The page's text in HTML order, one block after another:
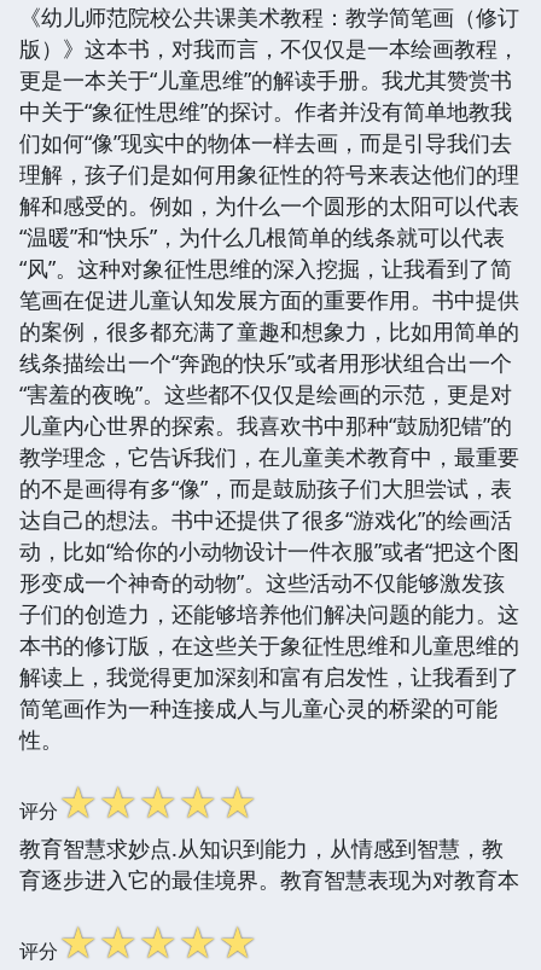
《幼儿师范院校公共课美术教程：教学简笔画（修订
版）》这本书，对我而言，不仅仅是一本绘画教程，
更是一本关于“儿童思维”的解读手册。我尤其赞赏书
中关于“象征性思维”的探讨。作者并没有简单地教我
们如何“像”现实中的物体一样去画，而是引导我们去
理解，孩子们是如何用象征性的符号来表达他们的理
解和感受的。例如，为什么一个圆形的太阳可以代表
“温暖”和“快乐”，为什么几根简单的线条就可以代表
“风”。这种对象征性思维的深入挖掘，让我看到了简
笔画在促进儿童认知发展方面的重要作用。书中提供
的案例，很多都充满了童趣和想象力，比如用简单的
线条描绘出一个“奔跑的快乐”或者用形状组合出一个
“害羞的夜晚”。这些都不仅仅是绘画的示范，更是对
儿童内心世界的探索。我喜欢书中那种“鼓励犯错”的
教学理念，它告诉我们，在儿童美术教育中，最重要
的不是画得有多“像”，而是鼓励孩子们大胆尝试，表
达自己的想法。书中还提供了很多“游戏化”的绘画活
动，比如“给你的小动物设计一件衣服”或者“把这个图
形变成一个神奇的动物”。这些活动不仅能够激发孩
子们的创造力，还能够培养他们解决问题的能力。这
本书的修订版，在这些关于象征性思维和儿童思维的
解读上，我觉得更加深刻和富有启发性，让我看到了
简笔画作为一种连接成人与儿童心灵的桥梁的可能
性。
评分☆☆☆☆☆
教育智慧求妙点.从知识到能力，从情感到智慧，教
育逐步进入它的最佳境界。教育智慧表现为对教育本
评分☆☆☆☆☆